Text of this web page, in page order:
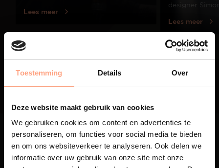
Toestemming Details Over
Deze website maakt gebruik van cookies
We gebruiken cookies om content en advertenties te
personaliseren, om functies voor social media te bieden
en om ons websiteverkeer te analyseren. Ook delen we
informatie over uw gebruik van onze site met onze
Lees meer
designer
Lees meer